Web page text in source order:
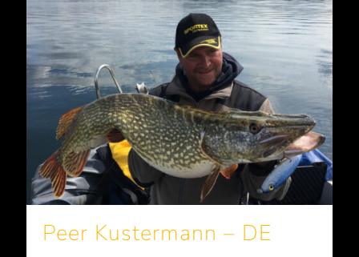
Peer Kustermann – DE